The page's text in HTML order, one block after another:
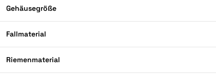
Gehäusegröße
Fallmaterial
Riemenmaterial